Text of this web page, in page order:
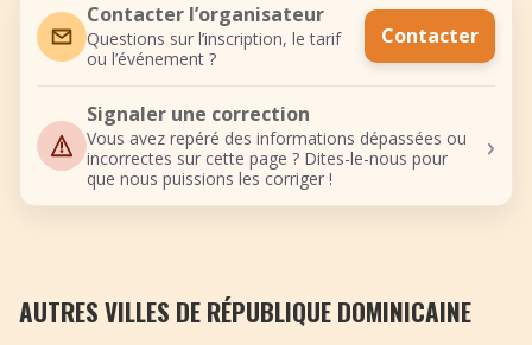
Contacter l’organisateur
Questions sur l’inscription, le tarif
ou l’événement ?
Contacter
Signaler une correction
Vous avez repéré des informations dépassées ou
incorrectes sur cette page ? Dites-le-nous pour
que nous puissions les corriger !
›
AUTRES VILLES DE RÉPUBLIQUE DOMINICAINE